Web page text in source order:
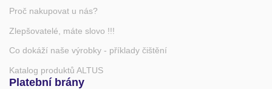
Proč nakupovat u nás?
Zlepšovatelé, máte slovo !!!
Co dokáží naše výrobky - příklady čištění
Katalog produktů ALTUS
Platební brány